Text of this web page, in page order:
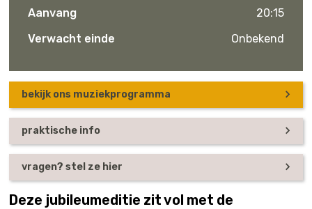
Deze jubileumeditie zit vol met de
Aanvang
20:15
Verwacht einde
Onbekend
bekijk ons muziekprogramma
praktische info
vragen? stel ze hier